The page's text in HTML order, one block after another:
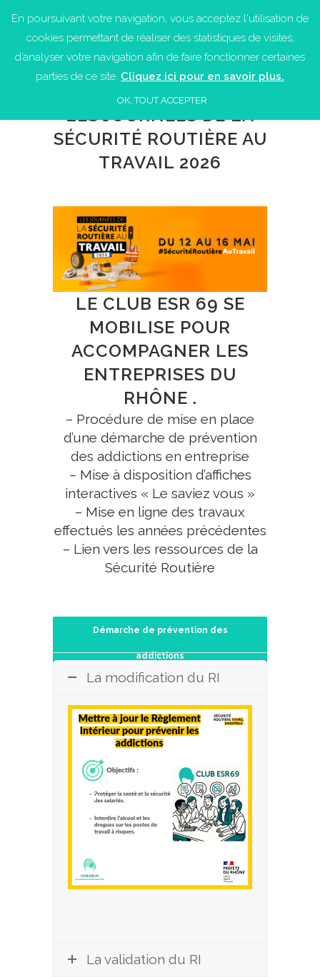
LES JOURNÉES DE LA
SÉCURITÉ ROUTIÈRE AU
TRAVAIL 2026
LE CLUB ESR 69 SE
MOBILISE POUR
ACCOMPAGNER LES
ENTREPRISES DU
RHÔNE .
– Procédure de mise en place
d’une démarche de prévention
des addictions en entreprise
– Mise à disposition d’affiches
interactives « Le saviez vous »
– Mise en ligne des travaux
effectués les années précédentes
– Lien vers les ressources de la
Sécurité Routière
Démarche de prévention des
addictions
La modification du RI
La validation du RI
En poursuivant votre navigation, vous acceptez l'utilisation de
cookies permettant de réaliser des statistiques de visites,
d’analyser votre navigation afin de faire fonctionner certaines
parties de ce site. Cliquez ici pour en savoir plus.
OK, TOUT ACCEPTER